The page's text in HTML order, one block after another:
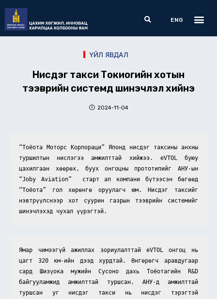
content
Search
ENG
ҮЙЛ ЯВДАЛ
Нисдэг такси Токиогийн хотын
тээврийн системд шинэчлэл хийнэ
2024-11-04
“Тоёота Моторс Корпораци” Японд нисдэг таксины анхны
туршилтын нислэгээ амжилттай хийжээ. eVTOL буюу
цахилгаан хөөрөх, буух онгоцны прототипийг АНУ-ын
“Joby Aviation”  старт ап компани бүтээсэн бөгөөд
“Тоёота” гол хөрөнгө оруулагч юм. Нисдэг таксийг
нэвтрүүлснээр хот суурин газрын тээврийн системийг
шинэчлэхэд чухал үүрэгтэй.
Ямар чимээгүй ажиллах зориулалттай eVTOL онгоц нь
цагт 320 км-ийн дээд хурдтай. Өнгөрөгч аравдугаар
сард Шизүока мужийн Сусоно дахь Тоёотагийн R&D
байгууламжид амжилттай туршсан. АНУ-д амжилттай
туршсан уг нисдэг такси нь нисдэг тэрэгтэй